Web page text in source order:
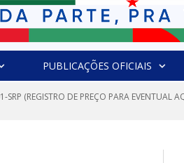
PUBLICAÇÕES OFICIAIS
(REGISTRO DE PREÇO PARA EVENTUAL